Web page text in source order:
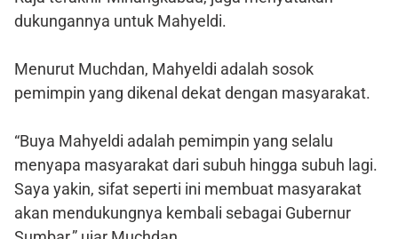
dukungannya untuk Mahyeldi.
Menurut Muchdan, Mahyeldi adalah sosok
pemimpin yang dikenal dekat dengan masyarakat.
“Buya Mahyeldi adalah pemimpin yang selalu
menyapa masyarakat dari subuh hingga subuh lagi.
Saya yakin, sifat seperti ini membuat masyarakat
akan mendukungnya kembali sebagai Gubernur